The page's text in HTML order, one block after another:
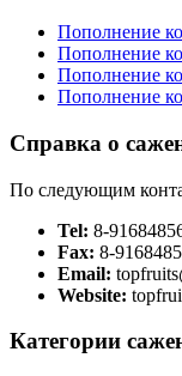
Пополнение
Пополнение
Пополнение
Пополнение
Справка о
По следующим
Tel: 8-
Fax: 8-
Email:
Website:
Категории